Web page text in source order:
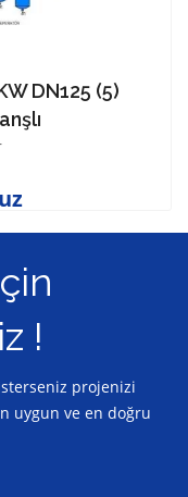
Denge Kabı
Denge Kabı
Sorunuz
!
projenizi
uygun ve en doğru